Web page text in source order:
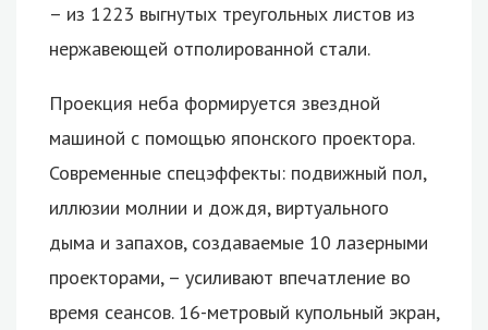
– из 1223 выгнутых треугольных листов из
нержавеющей отполированной стали.
Проекция неба формируется звездной
машиной с помощью японского проектора.
Современные спецэффекты: подвижный пол,
иллюзии молнии и дождя, виртуального
дыма и запахов, создаваемые 10 лазерными
проекторами, – усиливают впечатление во
время сеансов. 16-метровый купольный экран,